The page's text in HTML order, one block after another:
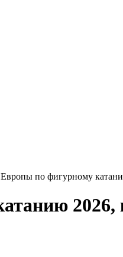
по фигурному
2026,